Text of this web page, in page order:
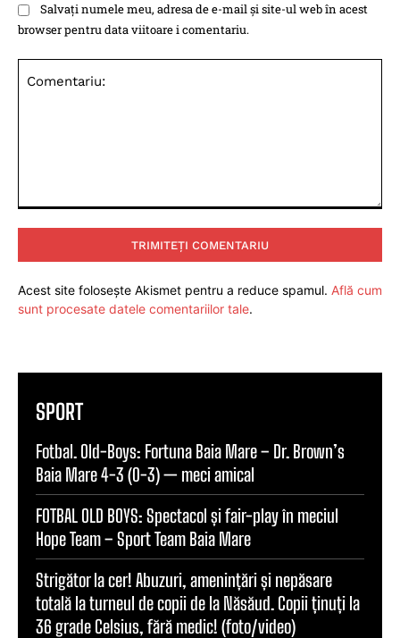
Salvați numele meu, adresa de e-mail și site-ul web în acest
browser pentru data viitoare i comentariu.
Acest site folosește Akismet pentru a reduce spamul. Află cum
sunt procesate datele comentariilor tale.
SPORT
Fotbal. Old-Boys: Fortuna Baia Mare – Dr. Brown’s
Baia Mare 4-3 (0-3) — meci amical
FOTBAL OLD BOYS: Spectacol și fair-play în meciul
Hope Team – Sport Team Baia Mare
Strigător la cer! Abuzuri, amenințări și nepăsare
totală la turneul de copii de la Năsăud. Copii ținuți la
36 grade Celsius, fără medic! (foto/video)